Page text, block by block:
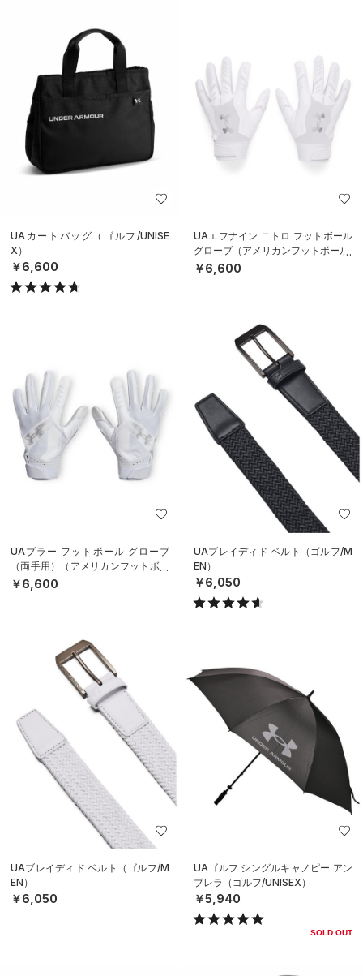
UAカートバッグ（ゴルフ/UNISE
X）
￥6,600
UAエフナイン ニトロ フットボール
グローブ（アメリカンフットボール/
MEN）
￥6,600
UAブラー フットボール グローブ
（両手用）（アメリカンフットボー
ル/MEN）
￥6,600
UAブレイディド ベルト（ゴルフ/M
EN）
￥6,050
UAブレイディド ベルト（ゴルフ/M
EN）
￥6,050
UAゴルフ シングルキャノピー アン
ブレラ（ゴルフ/UNISEX）
￥5,940
SOLD OUT